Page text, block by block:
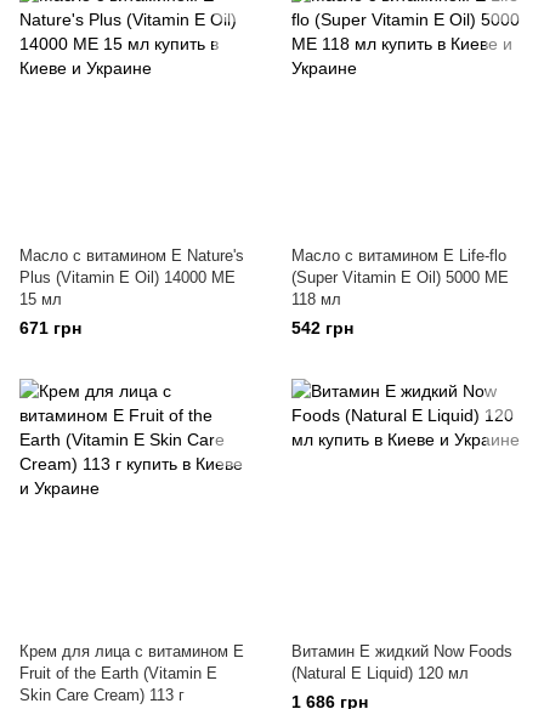
Масло с витамином Е Nature's
Plus (Vitamin E Oil) 14000 МЕ
15 мл
671 грн
Масло с витамином E Life-flo
(Super Vitamin E Oil) 5000 МЕ
118 мл
542 грн
Крем для лица с витамином Е
Fruit of the Earth (Vitamin E
Skin Care Cream) 113 г
Витамин Е жидкий Now Foods
(Natural E Liquid) 120 мл
1 686 грн